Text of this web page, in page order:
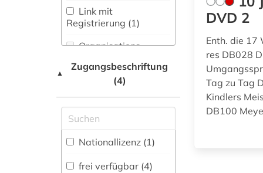
Kunstgeschichte (4)
Maschinenbau (0)
Medien- und
Kommunikationswissenschaften,
Kommunikationsdesign (1)
Medizin (0)
Militärwissenschaft
(0)
Link mit
Registrierung (1)
Organisations-
Shibboleth
Zugriff vor Ort
▲
Zugangsbeschriftung
(4)
Nationallizenz (1)
frei verfügbar (4)
DVD 2
Enth. die 17
res DB028
Tag zu Tag
Kindlers
DB100